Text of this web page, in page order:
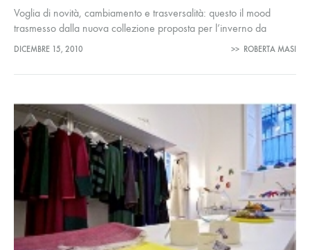
Voglia di novità, cambiamento e trasversalità: questo il mood
trasmesso dalla nuova collezione proposta per l’inverno da
Alviero Martini. La nota maison lombarda, conosciuta da tutti per il
DICEMBRE 15, 2010 >> ROBERTA MASI